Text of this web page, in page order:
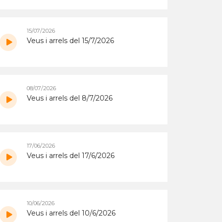
15/07/2026
Veus i arrels del 15/7/2026
08/07/2026
Veus i arrels del 8/7/2026
17/06/2026
Veus i arrels del 17/6/2026
10/06/2026
Veus i arrels del 10/6/2026